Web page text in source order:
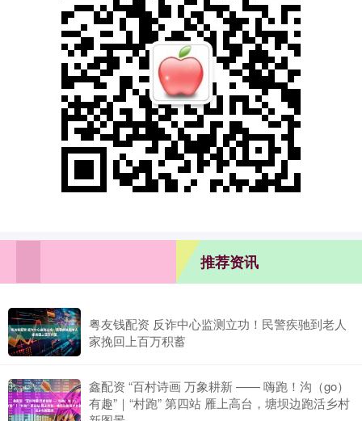
推荐资讯
粤友钱配资 反诈中心监测立功！民警疾驰到老人
家挽回上百万积蓄
鑫配资 “百村诗画 万象耕新 —— 嗨跑！沟（go）
有趣”｜“村跑” 第四站 雁上高台，塘坝边跑活乡村